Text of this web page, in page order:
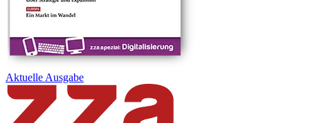
Aktuelle Ausgabe